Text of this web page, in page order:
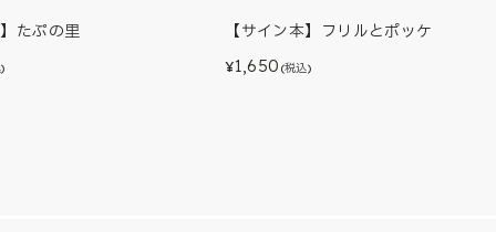
】たぷの里 【サイン本】フリルとポッケ
¥1,650 (税込)